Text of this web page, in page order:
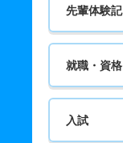
先輩体験記
就職・資格
入試